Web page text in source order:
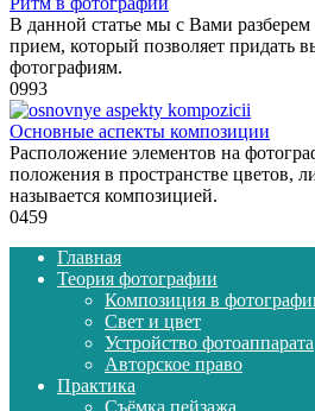
В данной статье мы с Вами
прием, который позволяет придать
фотографиям.
0993
Основные аспекты композиции
Расположение элементов на
положения в пространстве цветов,
называется композицией.
0459
Главная
Теория фотографии
Композиция в
Свет и цвет
Устройство фотоаппарата
Авторское право
Практика